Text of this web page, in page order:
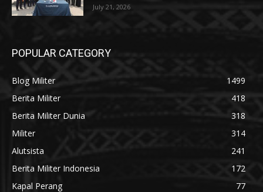
July 21, 2026
POPULAR CATEGORY
Blog Militer
1499
Berita Militer
418
Berita Militer Dunia
318
Militer
314
Alutsista
241
Berita Militer Indonesia
172
Kapal Perang
77